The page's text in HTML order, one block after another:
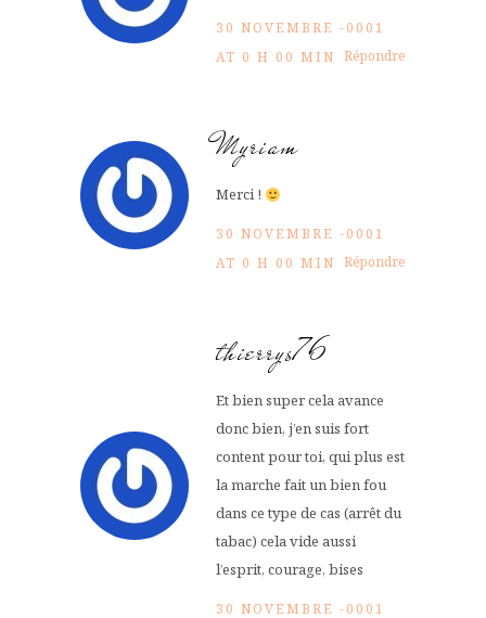
30 NOVEMBRE -0001
AT 0 H 00 MIN Répondre
Myriam
Merci !
30 NOVEMBRE -0001
AT 0 H 00 MIN Répondre
thierrys76
Et bien super cela avance
donc bien, j’en suis fort
content pour toi, qui plus est
la marche fait un bien fou
dans ce type de cas (arrêt du
tabac) cela vide aussi
l’esprit, courage, bises
30 NOVEMBRE -0001